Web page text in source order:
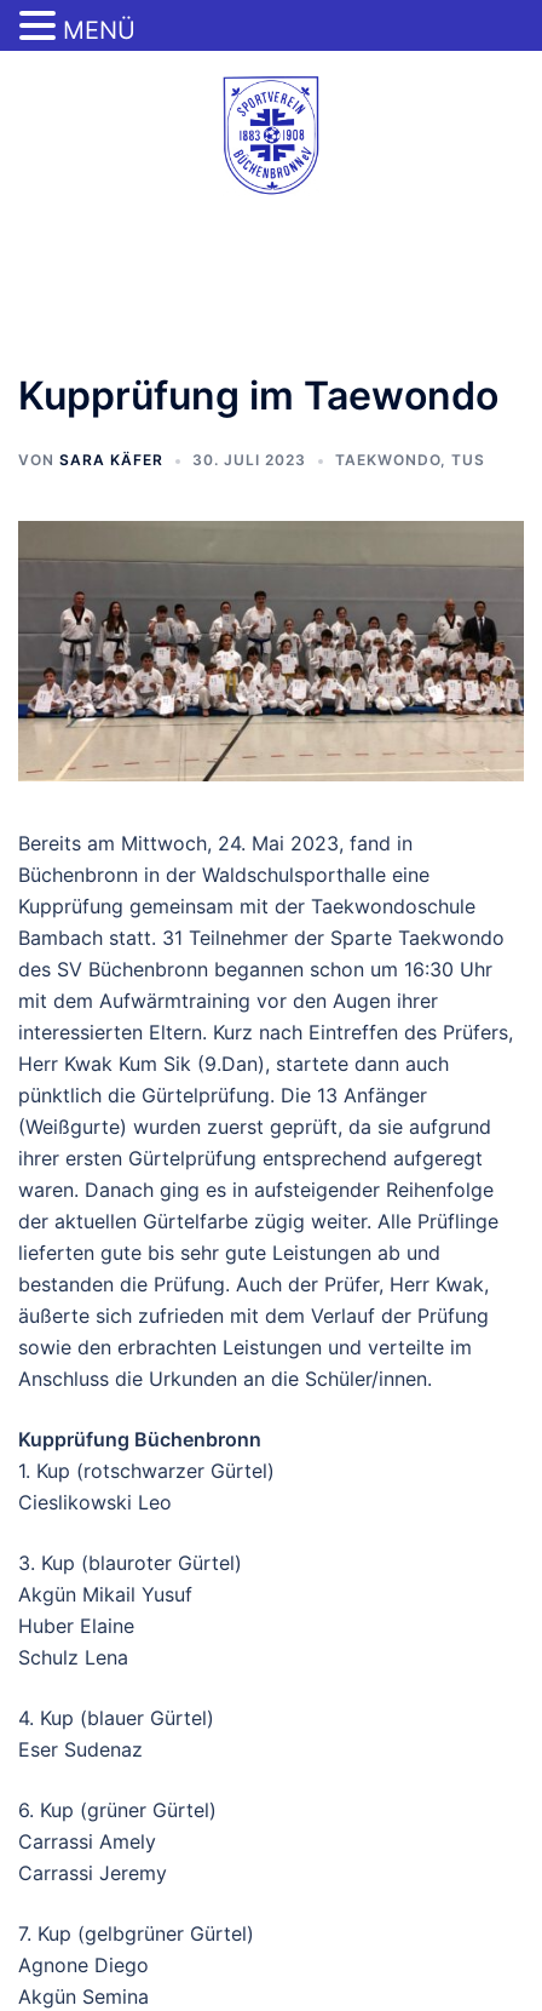
Kupprüfung im Taewondo
VON SARA KÄFER 30. JULI 2023 TAEKWONDO, TUS
Bereits am Mittwoch, 24. Mai 2023, fand in
Büchenbronn in der Waldschulsporthalle eine
Kupprüfung gemeinsam mit der Taekwondoschule
Bambach statt. 31 Teilnehmer der Sparte Taekwondo
des SV Büchenbronn begannen schon um 16:30 Uhr
mit dem Aufwärmtraining vor den Augen ihrer
interessierten Eltern. Kurz nach Eintreffen des Prüfers,
Herr Kwak Kum Sik (9.Dan), startete dann auch
pünktlich die Gürtelprüfung. Die 13 Anfänger
(Weißgurte) wurden zuerst geprüft, da sie aufgrund
ihrer ersten Gürtelprüfung entsprechend aufgeregt
waren. Danach ging es in aufsteigender Reihenfolge
der aktuellen Gürtelfarbe zügig weiter. Alle Prüflinge
lieferten gute bis sehr gute Leistungen ab und
bestanden die Prüfung. Auch der Prüfer, Herr Kwak,
äußerte sich zufrieden mit dem Verlauf der Prüfung
sowie den erbrachten Leistungen und verteilte im
Anschluss die Urkunden an die Schüler/innen.
Kupprüfung Büchenbronn
1. Kup (rotschwarzer Gürtel)
Cieslikowski Leo
3. Kup (blauroter Gürtel)
Akgün Mikail Yusuf
Huber Elaine
Schulz Lena
4. Kup (blauer Gürtel)
Eser Sudenaz
6. Kup (grüner Gürtel)
Carrassi Amely
Carrassi Jeremy
7. Kup (gelbgrüner Gürtel)
Agnone Diego
Akgün Semina
MENÜ